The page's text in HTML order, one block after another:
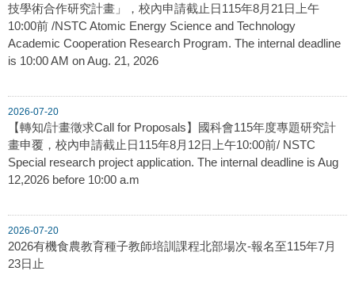
技學術合作研究計畫」，校內申請截止日115年8月21日上午
10:00前 /NSTC Atomic Energy Science and Technology
Academic Cooperation Research Program. The internal deadline
is 10:00 AM on Aug. 21, 2026
2026-07-20
【轉知/計畫徵求Call for Proposals】國科會115年度專題研究計
畫申覆，校內申請截止日115年8月12日上午10:00前/ NSTC
Special research project application. The internal deadline is Aug
12,2026 before 10:00 a.m
2026-07-20
2026有機食農教育種子教師培訓課程北部場次-報名至115年7月
23日止